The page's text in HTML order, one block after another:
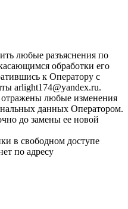
любые разъяснения по
обработки его
к Оператору с
arlight174@yandex.ru.
любые изменения
данных Оператором.
до замены ее новой
в свободном доступе
по адресу